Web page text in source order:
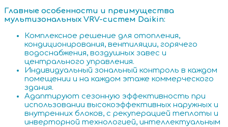
Главные особенности и преимущества
мультизональных VRV-систем Daikin:
Комплексное решение для отопления,
кондиционирования, вентиляции, горячего
водоснабжения, воздушных завес и
центрального управления.
Индивидуальный зональный контроль в каждом
помещении и на каждом этаже коммерческого
здания.
Адаптируют сезонную эффективность при
использовании высокоэффективных наружных и
внутренних блоков, с рекуперацией теплоты и
инверторной технологией, интеллектуальным